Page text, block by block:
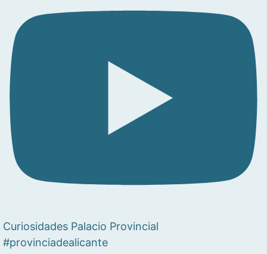
Curiosidades Palacio Provincial
#provinciadealicante